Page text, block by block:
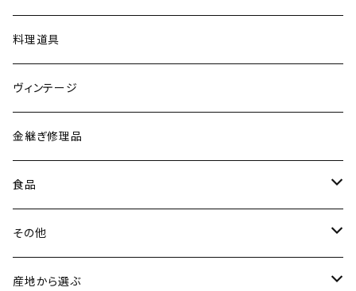
菓子切
黒照 クロテラス（大堀相馬焼／福島）
唐木田窯（松代焼／長野）
古谷製陶所（信楽焼／滋賀）
山内卓夫（信楽焼／滋賀）
常陸窯いそべ陶苑（笠間焼／茨城）
ブレスレット
リング
イヤリング・ピアス
ヘアアクセサリー
スカーフリング
ストラップ
会津張り子（福島）
料理道具
ヴィンテージ
金継ぎ修理品
食品
魚介類
鯛
野菜
その他
書籍・雑誌
産地から選ぶ